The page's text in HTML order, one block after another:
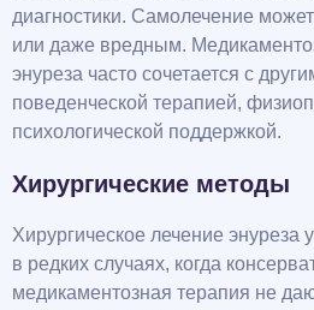
диагностики. Самолечение
или даже вредным.
энуреза часто сочетается с
поведенческой терапией,
психологической поддержкой.
Хирургические методы
Хирургическое лечение энуреза
в редких случаях, когда
медикаментозная терапия не